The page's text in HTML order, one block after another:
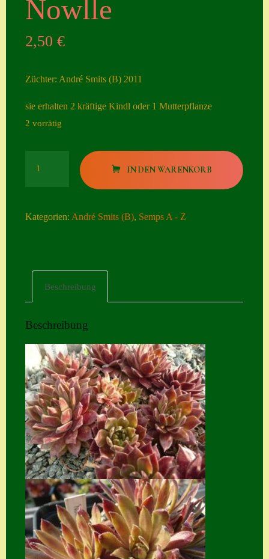
ngen
Datenschutzerklä
mit Semps
Kasse
Kontakt
Mein Konto
Naturformen
S. x nixonii
Semps die ich
suche
Semps von A – Z
Shop
Suche
Nowlle
2,50€
Züchter: André Smits (B) 2011
sie erhalten 2 kräftige Kindl oder 1 Mutterpflanze
2 vorrätig
IN DEN WARENKORB
Kategorien:André Smits (B), Semps A - Z
Beschreibung
Beschreibung